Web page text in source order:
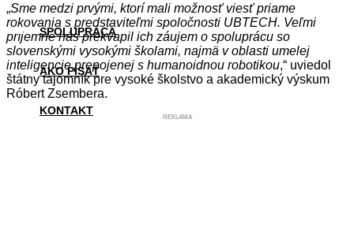
SPOLUPRÁCA
AKO PÍSAŤ
KONTAKT
„Sme medzi prvými, ktorí mali možnosť viesť priame
rokovania s predstaviteľmi spoločnosti UBTECH. Veľmi
príjemne nás prekvapil ich záujem o spoluprácu so
slovenskými vysokými školami, najmä v oblasti umelej
inteligencie prepojenej s humanoidnou robotikou,“ uviedol
štátny tajomník pre vysoké školstvo a akademický výskum
Róbert Zsembera.
REKLAMA